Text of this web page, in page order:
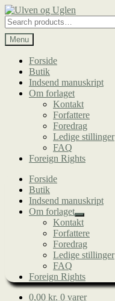
Spring
til
navigation
Spring
til
indhold
Search
for:
Menu
Forside
Butik
Indsend manuskript
Om forlaget
Kontakt
Forfattere
Foredrag
Ledige stillinger
FAQ
Foreign Rights
Forside
Butik
Indsend manuskript
Om forlaget
Udfold
undermenu
Kontakt
Forfattere
Foredrag
Ledige stillinger
FAQ
Foreign Rights
0,00 kr. 0 varer